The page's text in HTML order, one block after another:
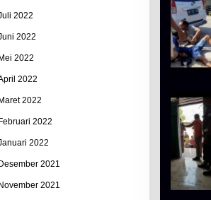
2022
2022
2022
2022
2022
2022
2022
2021
2021